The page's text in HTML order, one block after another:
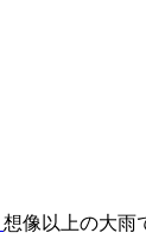
想像以上の大雨